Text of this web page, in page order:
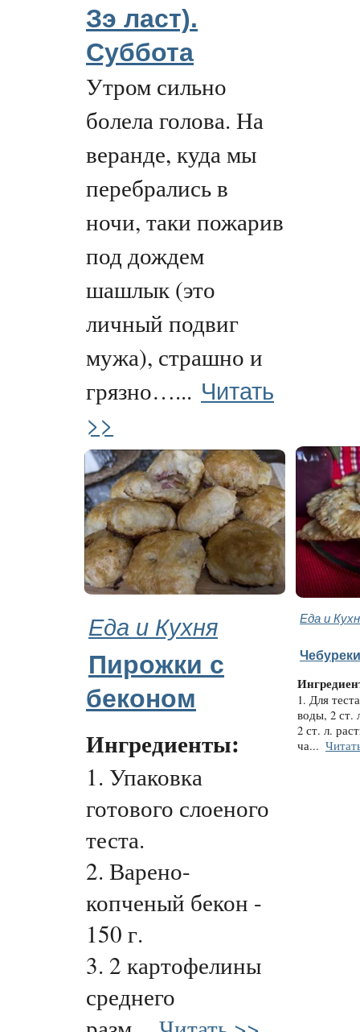
Зэ ласт).
Суббота
Утром сильно
болела голова. На
веранде, куда мы
перебрались в
ночи, таки пожарив
под дождем
шашлык (это
личный подвиг
мужа), страшно и
грязно…... Читать
>>
Еда и Кухня Еда и
Пирожки с
беконом
Ингредиенты:
1. Упаковка
готового слоеного
теста.
2. Варено-
копченый бекон -
150 г.
3. 2 картофелины
среднего
1. Для
воды, 2 ст.
2 ст. л.
ча...